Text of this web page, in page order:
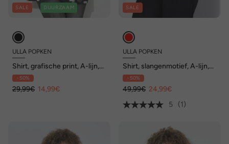
SALE DUURZAAM
ULLA POPKEN
Shirt, grafische print, A-lijn,
ronde hals, 3/4-mouw
- 50%
29,99€ 14,99€
SALE
ULLA POPKEN
Shirt, slangenmotief, A-lijn,
V-hals, lange mouw
- 50%
49,99€ 24,99€
5
(1)